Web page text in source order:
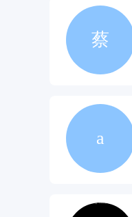
蔡
a